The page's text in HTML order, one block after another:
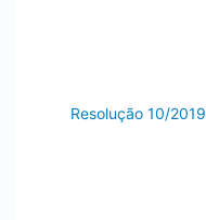
Resolução 10/2019